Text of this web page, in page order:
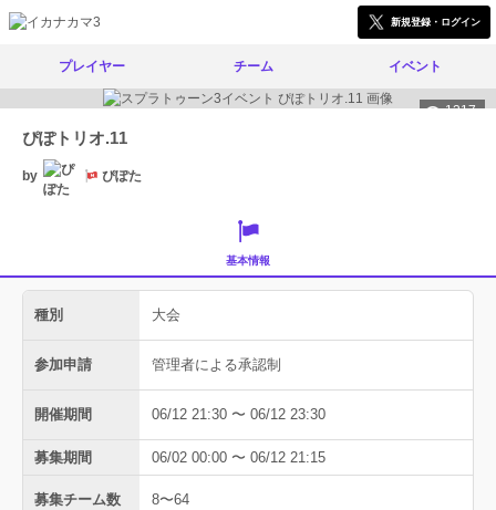
新規登録・ログイン
プレイヤー チーム イベント
1317
ぴぽトリオ.11
by ぴぽた
基本情報
種別 大会
参加申請 管理者による承認制
開催期間 06/12 21:30 〜 06/12 23:30
募集期間 06/02 00:00 〜 06/12 21:15
募集チーム数 8〜64